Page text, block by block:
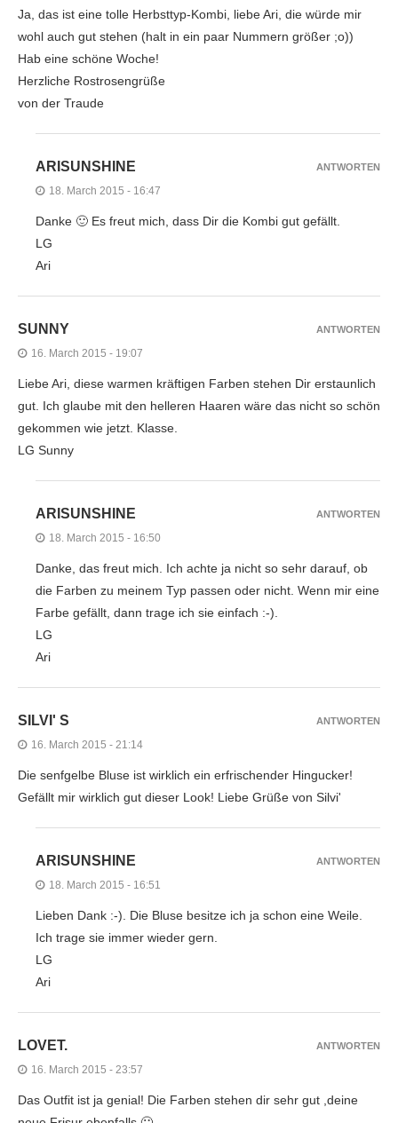
Ja, das ist eine tolle Herbsttyp-Kombi, liebe Ari, die würde mir
wohl auch gut stehen (halt in ein paar Nummern größer ;o))
Hab eine schöne Woche!
Herzliche Rostrosengrüße
von der Traude
ARISUNSHINE
18. March 2015 - 16:47
Danke 🙂 Es freut mich, dass Dir die Kombi gut gefällt.
LG
Ari
ANTWORTEN
SUNNY
16. March 2015 - 19:07
Liebe Ari, diese warmen kräftigen Farben stehen Dir erstaunlich
gut. Ich glaube mit den helleren Haaren wäre das nicht so schön
gekommen wie jetzt. Klasse.
LG Sunny
ANTWORTEN
ARISUNSHINE
18. March 2015 - 16:50
Danke, das freut mich. Ich achte ja nicht so sehr darauf, ob
die Farben zu meinem Typ passen oder nicht. Wenn mir eine
Farbe gefällt, dann trage ich sie einfach :-).
LG
Ari
ANTWORTEN
SILVI' S
16. March 2015 - 21:14
Die senfgelbe Bluse ist wirklich ein erfrischender Hingucker!
Gefällt mir wirklich gut dieser Look! Liebe Grüße von Silvi'
ANTWORTEN
ARISUNSHINE
18. March 2015 - 16:51
Lieben Dank :-). Die Bluse besitze ich ja schon eine Weile.
Ich trage sie immer wieder gern.
LG
Ari
ANTWORTEN
LOVET.
16. March 2015 - 23:57
Das Outfit ist ja genial! Die Farben stehen dir sehr gut ,deine
ANTWORTEN